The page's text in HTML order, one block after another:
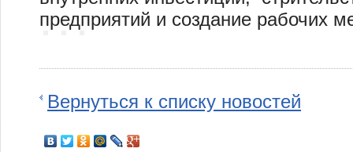
предприятий и создание рабочих
Вернуться к списку новостей